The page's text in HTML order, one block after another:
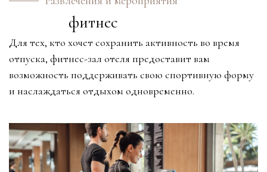
фитнес
Для тех, кто хочет сохранить активность во время
отпуска, фитнес-зал отеля предоставит вам
возможность поддерживать свою спортивную форму
и наслаждаться отдыхом одновременно.